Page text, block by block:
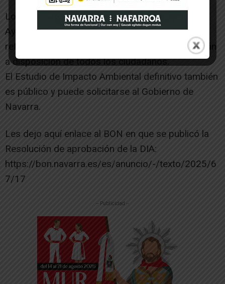
Los informes urbanísticos emitidos por el
Ayuntamiento de Cabanillas a que se hace
referencia constituyen información pública y están
a disposición de todos los ciudadanos.
El Estudio de Impacto Ambiental definitivo también
es público y puede solicitarse al Gobierno de
Navarra.
Les dejo aquí enlace al BON en que se publicó la
Resolución de aprobación de la DIA:
https://bon.navarra.es/es/anuncio/-/texto/2025/6
7/17
-- Publicidad --